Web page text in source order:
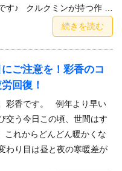
す♪ クルクミンが持つ作 …
続きを読む
ご注意を！彩香のコ
回復！
彩香です。 例年より早い
交う今日この頃、世間はす
れからどんどん暖かくな
わり目は昼と夜の寒暖差が